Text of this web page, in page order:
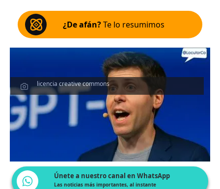
¿De afán?Te lo resumimos
licencia creative commons
Únete a nuestro canal en WhatsApp
Las noticias más importantes, al instante